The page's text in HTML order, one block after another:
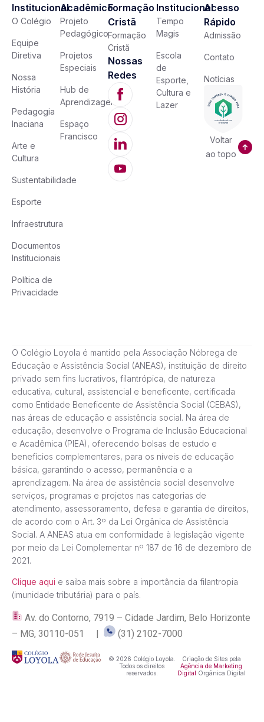
Institucional
O Colégio
Equipe
Diretiva
Nossa
História
Pedagogia
Inaciana
Arte e
Cultura
Sustentabilidade
Esporte
Infraestrutura
Documentos
Institucionais
Política de
Privacidade
Acadêmico
Projeto
Pedagógico
Projetos
Especiais
Hub de
Aprendizagem
Espaço
Francisco
Formação
Cristã
Formação
Cristã
Nossas
Redes
Institucional
Tempo
Magis
Escola
de
Esporte,
Cultura e
Lazer
Acesso
Rápido
Admissão
Contato
Notícias
Voltar
ao topo
O Colégio Loyola é mantido pela Associação Nóbrega de
Educação e Assistência Social (ANEAS), instituição de direito
privado sem fins lucrativos, filantrópica, de natureza
educativa, cultural, assistencial e beneficente, certificada
como Entidade Beneficente de Assistência Social (CEBAS),
nas áreas de educação e assistência social. Na área de
educação, desenvolve o Programa de Inclusão Educacional
e Acadêmica (PIEA), oferecendo bolsas de estudo e
benefícios complementares, para os níveis de educação
básica, garantindo o acesso, permanência e a
aprendizagem. Na área de assistência social desenvolve
serviços, programas e projetos nas categorias de
atendimento, assessoramento, defesa e garantia de direitos,
de acordo com o Art. 3º da Lei Orgânica de Assistência
Social. A ANEAS atua em conformidade à legislação vigente
por meio da Lei Complementar nº 187 de 16 de dezembro de
2021.
Clique aqui e saiba mais sobre a importância da filantropia
(imunidade tributária) para o país.
Av. do Contorno, 7919 – Cidade Jardim, Belo Horizonte
– MG, 30110-051 |
(31) 2102-7000
© 2026 Colégio Loyola.
Todos os direitos
reservados.
Criação de Sites pela
Agência de Marketing
Digital Orgânica Digital